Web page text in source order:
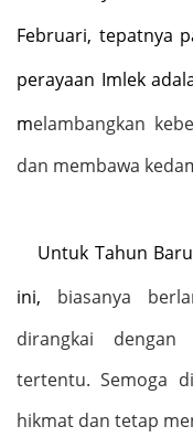
Februari, tepatnya
perayaan Imlek
melambangkan
dan membawa
Untuk Tahun
ini, biasanya
dirangkai dengan
tertentu. Semoga
hikmat dan tetap